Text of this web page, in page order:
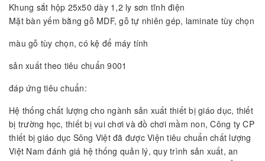
Khung sắt hộp 25x50 dày 1,2 ly sơn tĩnh điện
Mặt bàn yếm bằng gỗ MDF, gỗ tự nhiên gép, laminate tùy chọn
màu gỗ tùy chọn, có kệ để máy tính
sản xuất theo tiêu chuẩn 9001
đáp ứng tiêu chuẩn:
Hệ thống chất lượng cho ngành sản xuất thiết bị giáo dục, thiết
bị trường học, thiết bị vui chơi và đồ chơi mầm non, Công ty CP
thiết bị giáo dục Sông Việt đã được Viện tiêu chuẩn chất lượng
Việt Nam đánh giá hệ thống quản lý, quy trình sản xuất, an